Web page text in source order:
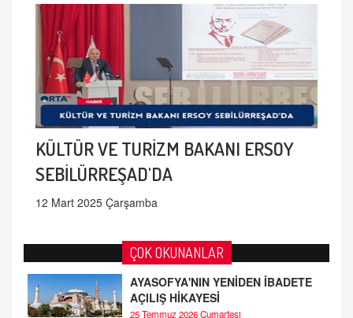
KÜLTÜR VE TURİZM BAKANI ERSOY
SEBİLÜRREŞAD'DA
12 Mart 2025 Çarşamba
ÇOK OKUNANLAR
AYASOFYA'NIN YENİDEN İBADETE
AÇILIŞ HİKAYESİ
25 Temmuz 2026 Cumartesi